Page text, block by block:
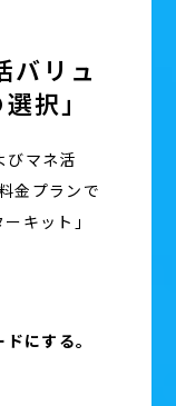
バリュ
択」
びマネ活
金プランで
キット」
にする。